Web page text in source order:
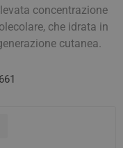
concentrazione
che idrata in
cutanea.